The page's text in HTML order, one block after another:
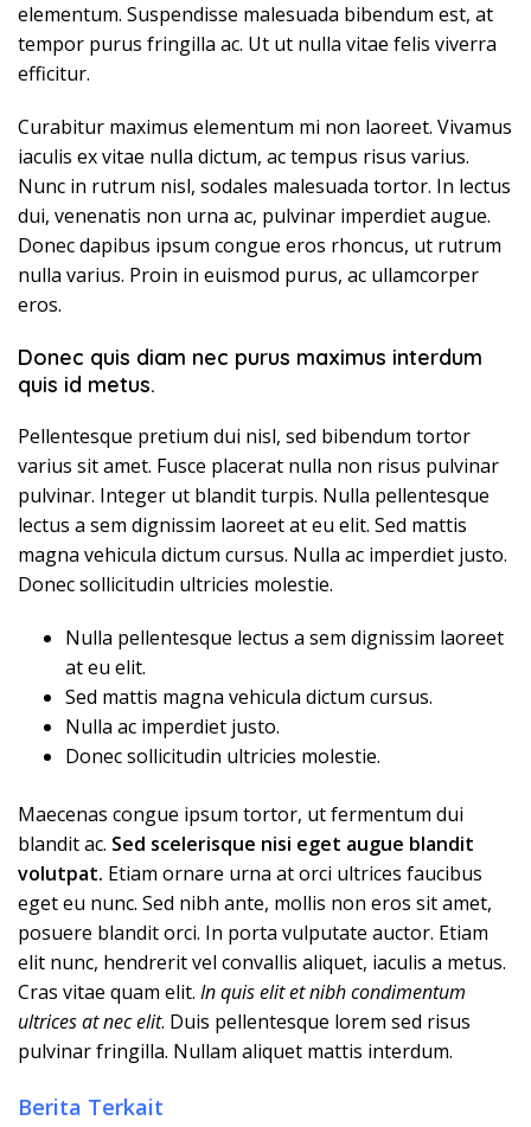
elementum. Suspendisse malesuada bibendum est, at
tempor purus fringilla ac. Ut ut nulla vitae felis viverra
efficitur.
Curabitur maximus elementum mi non laoreet. Vivamus
iaculis ex vitae nulla dictum, ac tempus risus varius.
Nunc in rutrum nisl, sodales malesuada tortor. In lectus
dui, venenatis non urna ac, pulvinar imperdiet augue.
Donec dapibus ipsum congue eros rhoncus, ut rutrum
nulla varius. Proin in euismod purus, ac ullamcorper
eros.
Donec quis diam nec purus maximus interdum
quis id metus.
Pellentesque pretium dui nisl, sed bibendum tortor
varius sit amet. Fusce placerat nulla non risus pulvinar
pulvinar. Integer ut blandit turpis. Nulla pellentesque
lectus a sem dignissim laoreet at eu elit. Sed mattis
magna vehicula dictum cursus. Nulla ac imperdiet justo.
Donec sollicitudin ultricies molestie.
Nulla pellentesque lectus a sem dignissim laoreet
at eu elit.
Sed mattis magna vehicula dictum cursus.
Nulla ac imperdiet justo.
Donec sollicitudin ultricies molestie.
Maecenas congue ipsum tortor, ut fermentum dui
blandit ac. Sed scelerisque nisi eget augue blandit
volutpat. Etiam ornare urna at orci ultrices faucibus
eget eu nunc. Sed nibh ante, mollis non eros sit amet,
posuere blandit orci. In porta vulputate auctor. Etiam
elit nunc, hendrerit vel convallis aliquet, iaculis a metus.
Cras vitae quam elit. In quis elit et nibh condimentum
ultrices at nec elit. Duis pellentesque lorem sed risus
pulvinar fringilla. Nullam aliquet mattis interdum.
Berita Terkait